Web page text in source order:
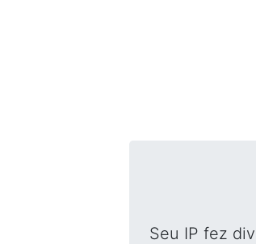
Seu IP fez